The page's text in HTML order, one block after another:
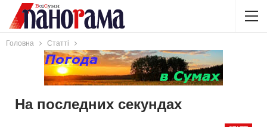
Головна Статті
На последних секундах